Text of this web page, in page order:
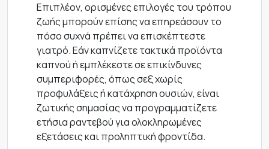
Επιπλέον, ορισμένες επιλογές του τρόπου
ζωής μπορούν επίσης να επηρεάσουν το
πόσο συχνά πρέπει να επισκέπτεστε
γιατρό. Εάν καπνίζετε τακτικά προϊόντα
καπνού ή εμπλέκεστε σε επικίνδυνες
συμπεριφορές, όπως σεξ χωρίς
προφυλάξεις ή κατάχρηση ουσιών, είναι
ζωτικής σημασίας να προγραμματίζετε
ετήσια ραντεβού για ολοκληρωμένες
εξετάσεις και προληπτική φροντίδα.